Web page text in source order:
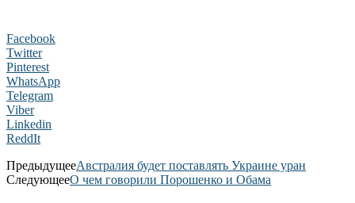
Facebook
Twitter
Pinterest
WhatsApp
Telegram
Viber
Linkedin
ReddIt
ПредыдущееАвстралия будет поставлять Украине уран
СледующееО чем говорили Порошенко и Обама